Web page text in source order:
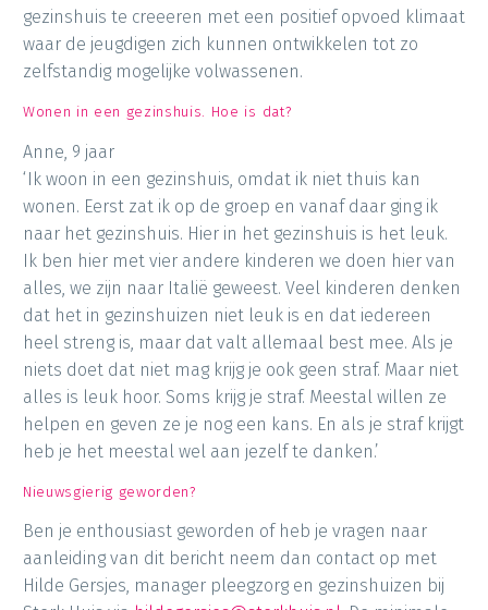
gezinshuis te creeeren met een positief opvoed klimaat
waar de jeugdigen zich kunnen ontwikkelen tot zo
zelfstandig mogelijke volwassenen.
Wonen in een gezinshuis. Hoe is dat?
Anne, 9 jaar
‘Ik woon in een gezinshuis, omdat ik niet thuis kan
wonen. Eerst zat ik op de groep en vanaf daar ging ik
naar het gezinshuis. Hier in het gezinshuis is het leuk.
Ik ben hier met vier andere kinderen we doen hier van
alles, we zijn naar Italië geweest. Veel kinderen denken
dat het in gezinshuizen niet leuk is en dat iedereen
heel streng is, maar dat valt allemaal best mee. Als je
niets doet dat niet mag krijg je ook geen straf. Maar niet
alles is leuk hoor. Soms krijg je straf. Meestal willen ze
helpen en geven ze je nog een kans. En als je straf krijgt
heb je het meestal wel aan jezelf te danken.’
Nieuwsgierig geworden?
Ben je enthousiast geworden of heb je vragen naar
aanleiding van dit bericht neem dan contact op met
Hilde Gersjes, manager pleegzorg en gezinshuizen bij